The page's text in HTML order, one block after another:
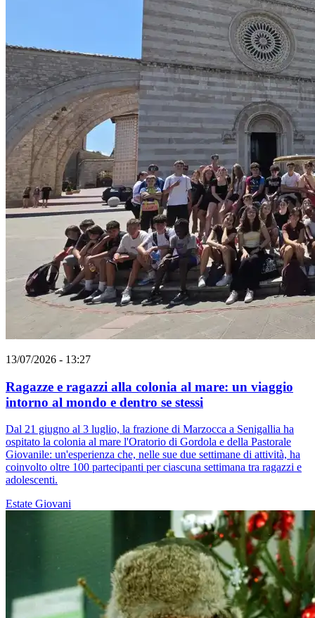
13/07/2026 - 13:27
Ragazze e ragazzi alla colonia al mare: un viaggio
intorno al mondo e dentro se stessi
Dal 21 giugno al 3 luglio, la frazione di Marzocca a Senigallia ha
ospitato la colonia al mare l'Oratorio di Gordola e della Pastorale
Giovanile: un'esperienza che, nelle sue due settimane di attività, ha
coinvolto oltre 100 partecipanti per ciascuna settimana tra ragazzi e
adolescenti.
Estate Giovani